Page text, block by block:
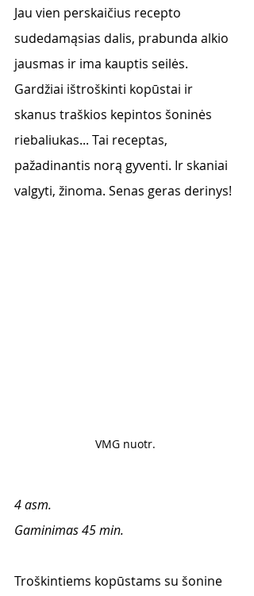
Jau vien perskaičius recepto
sudedamąsias dalis, prabunda alkio
jausmas ir ima kauptis seilės.
Gardžiai ištroškinti kopūstai ir
skanus traškios kepintos šoninės
riebaliukas... Tai receptas,
pažadinantis norą gyventi. Ir skaniai
valgyti, žinoma. Senas geras derinys!
VMG nuotr.
4 asm.
Gaminimas 45 min.
Troškintiems kopūstams su šonine